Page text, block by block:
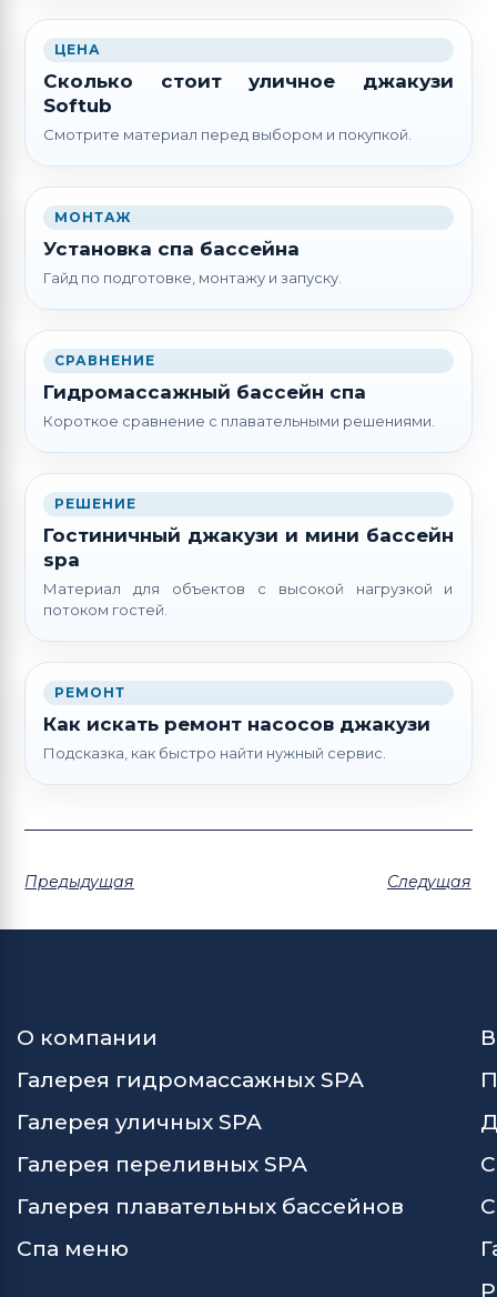
ЦЕНА
Сколько стоит уличное джакузи
Softub
Смотрите материал перед выбором и покупкой.
МОНТАЖ
Установка спа бассейна
Гайд по подготовке, монтажу и запуску.
СРАВНЕНИЕ
Гидромассажный бассейн спа
Короткое сравнение с плавательными решениями.
РЕШЕНИЕ
Гостиничный джакузи и мини бассейн
spa
Материал для объектов с высокой нагрузкой и
потоком гостей.
РЕМОНТ
Как искать ремонт насосов джакузи
Подсказка, как быстро найти нужный сервис.
Предыдущая Следущая
О компании
Галерея гидромассажных SPA
Галерея уличных SPA
Галерея переливных SPA
Галерея плавательных бассейнов
Спа меню